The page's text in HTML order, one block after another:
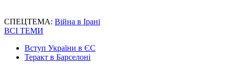
СПЕЦТЕМА: Війна в Ірані
ВСІ ТЕМИ
Вступ України в ЄС
Теракт в Барселоні